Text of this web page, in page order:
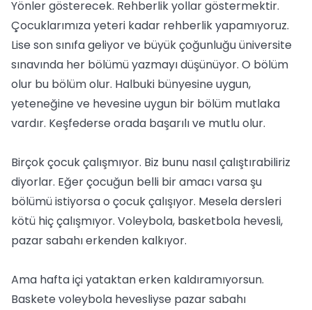
Yönler gösterecek. Rehberlik yollar göstermektir.
Çocuklarımıza yeteri kadar rehberlik yapamıyoruz.
Lise son sınıfa geliyor ve büyük çoğunluğu üniversite
sınavında her bölümü yazmayı düşünüyor. O bölüm
olur bu bölüm olur. Halbuki bünyesine uygun,
yeteneğine ve hevesine uygun bir bölüm mutlaka
vardır. Keşfederse orada başarılı ve mutlu olur.
Birçok çocuk çalışmıyor. Biz bunu nasıl çalıştırabiliriz
diyorlar. Eğer çocuğun belli bir amacı varsa şu
bölümü istiyorsa o çocuk çalışıyor. Mesela dersleri
kötü hiç çalışmıyor. Voleybola, basketbola hevesli,
pazar sabahı erkenden kalkıyor.
Ama hafta içi yataktan erken kaldıramıyorsun.
Baskete voleybola hevesliyse pazar sabahı